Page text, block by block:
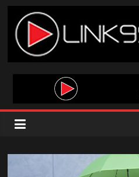
Skip
content
Link
95.5
คลื่น
เพลง